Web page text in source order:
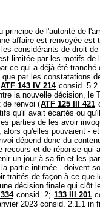
principe de l'autorité de
affaire est renvoyée est
considérants de droit de
limitée par les motifs de
ce qui a déjà été tranché
par les constatations
ATF 143 IV 214 consid.
la nouvelle décision, le
de renvoi (ATF 125 III 421
qu'il avait écartés ou
parties de les avoir
alors qu'elles pouvaient -
dépend donc du
recours et de réponse qui
un jour à sa fin et les
partie intimée - doivent
traités de façon à ce que
décision finale qui clôt
consid. 2; 133 III 201
2023 consid. 2.1.1 in